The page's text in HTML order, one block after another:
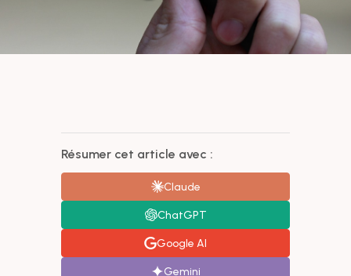
Résumer cet article avec :
Claude
ChatGPT
Google AI
Gemini